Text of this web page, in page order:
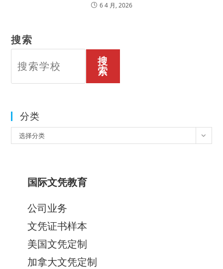
6 4 月, 2026
搜索
搜
索
分类
类
选择分类
国际文凭教育
公司业务
文凭证书样本
美国文凭定制
加拿大文凭定制